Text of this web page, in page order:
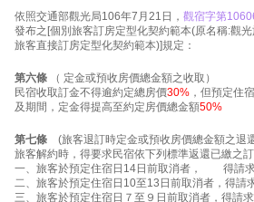
依照交通部觀光局106年7月21日， 觀宿字第
發布之[個別旅客訂房定型化契約範本(原名稱:觀
旅客直接訂房定型化契約範本)]規定：
第六條 （ 定金或預收房價總金額之收取）
民宿收取訂金不得逾約定總房價30% ，但預定住
及期間，定金得提高至約定房價總金額50%
第七條 (旅客退訂時定金或預收房價總金額之退
旅客解約時，得要求民宿依下列標準返還已繳之訂
一、旅客於預定住宿日14日前取消者， 得請求
二、旅客於預定住宿日10至13日前取消者，得請
三、旅客於預定住宿日７至９日前取消者，得請